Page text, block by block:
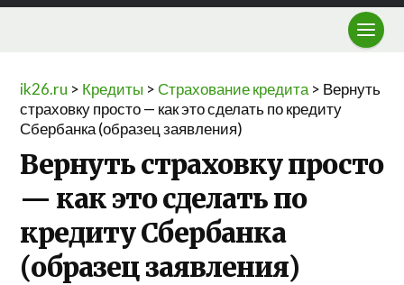
ik26.ru > Кредиты >Страхование кредита > Вернуть
страховку просто — как это сделать по кредиту
Сбербанка (образец заявления)
Вернуть страховку просто
— как это сделать по
кредиту Сбербанка
(образец заявления)